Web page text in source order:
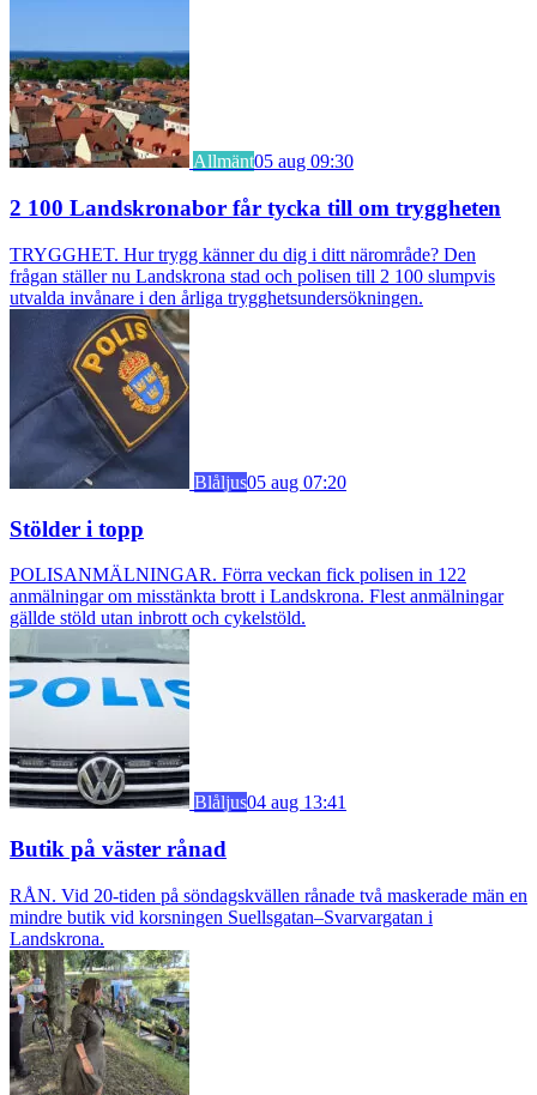
Allmänt05 aug 09:30
2 100 Landskronabor får tycka till om tryggheten
TRYGGHET. Hur trygg känner du dig i ditt närområde? Den
frågan ställer nu Landskrona stad och polisen till 2 100 slumpvis
utvalda invånare i den årliga trygghetsundersökningen.
Blåljus05 aug 07:20
Stölder i topp
POLISANMÄLNINGAR. Förra veckan fick polisen in 122
anmälningar om misstänkta brott i Landskrona. Flest anmälningar
gällde stöld utan inbrott och cykelstöld.
Blåljus04 aug 13:41
Butik på väster rånad
RÅN. Vid 20-tiden på söndagskvällen rånade två maskerade män en
mindre butik vid korsningen Suellsgatan–Svarvargatan i
Landskrona.